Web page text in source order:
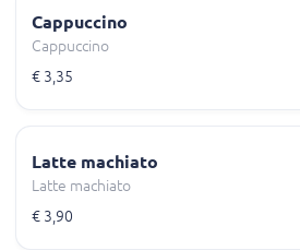
Cappuccino
Cappuccino
€ 3,35
Latte machiato
Latte machiato
€ 3,90